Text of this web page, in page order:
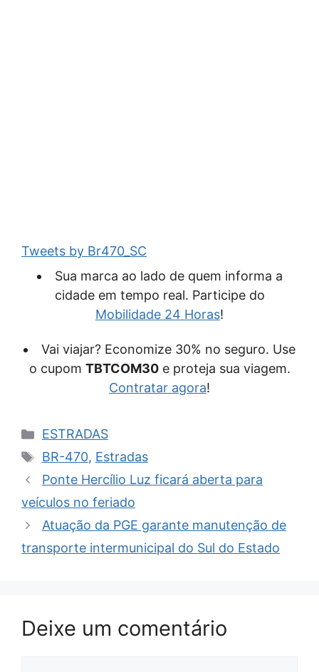
Tweets by Br470_SC
Sua marca ao lado de quem informa a
cidade em tempo real. Participe do
Mobilidade 24 Horas!
Vai viajar? Economize 30% no seguro. Use
o cupom TBTCOM30e proteja sua viagem.
Contratar agora!
Categorias
ESTRADAS
Tags
BR-470, Estradas
Ponte Hercílio Luz ficará aberta para
veículos no feriado
Atuação da PGE garante manutenção de
transporte intermunicipal do Sul do Estado
Deixe um comentário